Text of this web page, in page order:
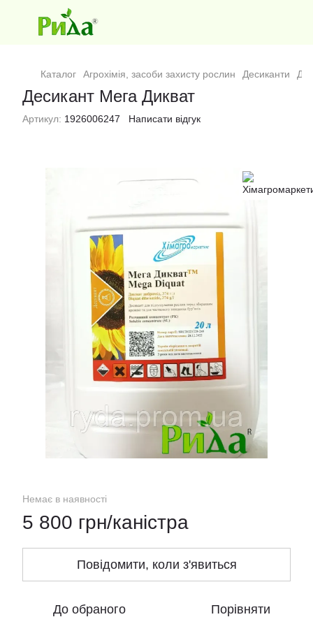
Каталог Агрохімія, засоби захисту рослин Десиканти
Десикант Мега Дикват
Артикул: 1926006247 Написати відгук
Немає в наявності
5 800 грн/каністра
Повідомити, коли з'явиться
До обраного Порівняти